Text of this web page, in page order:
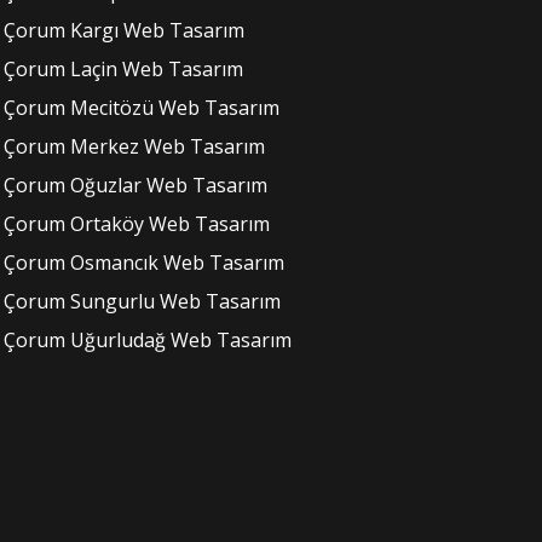
Çorum Kargı Web Tasarım
Çorum Laçin Web Tasarım
Çorum Mecitözü Web Tasarım
Çorum Merkez Web Tasarım
Çorum Oğuzlar Web Tasarım
Çorum Ortaköy Web Tasarım
Çorum Osmancık Web Tasarım
Çorum Sungurlu Web Tasarım
Çorum Uğurludağ Web Tasarım